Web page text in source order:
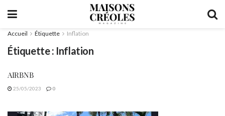
Accueil Étiquette Inflation
Étiquette : Inflation
AIRBNB
25/05/2023 0